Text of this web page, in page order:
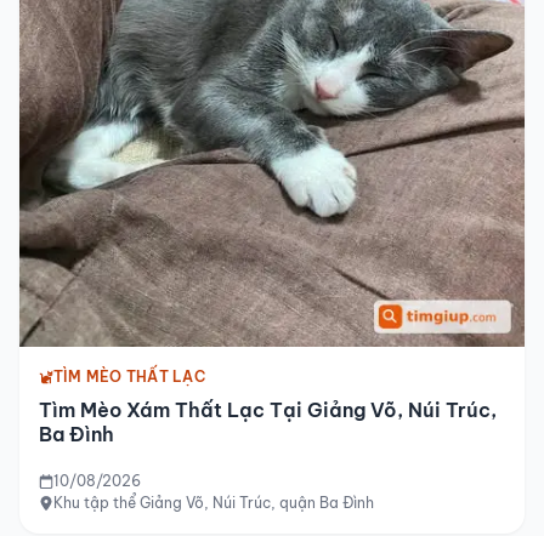
TÌM MÈO THẤT LẠC
Tìm Mèo Xám Thất Lạc Tại Giảng Võ, Núi Trúc,
Ba Đình
10/08/2026
Khu tập thể Giảng Võ, Núi Trúc, quận Ba Đình